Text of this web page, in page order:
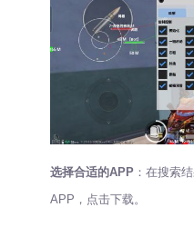
选择合适的APP ：在搜索
APP，点击下载。